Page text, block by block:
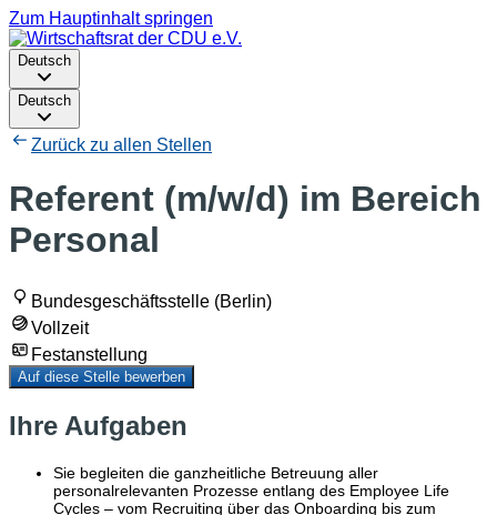
Zum Hauptinhalt springen
Deutsch
Deutsch
Zurück zu allen Stellen
Referent (m/w/d) im Bereich
Personal
Bundesgeschäftsstelle (Berlin)
Vollzeit
Festanstellung
Auf diese Stelle bewerben
Ihre Aufgaben
Sie begleiten die ganzheitliche Betreuung aller
personalrelevanten Prozesse entlang des Employee Life
Cycles – vom Recruiting über das Onboarding bis zum